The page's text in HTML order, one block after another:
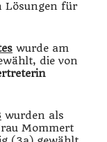
Lösungen für
wurde am
die von
wurden als
Mommert